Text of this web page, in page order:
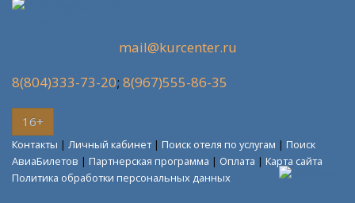
mail@kurcenter.ru
8(804)333-73-20; 8(967)555-86-35
16+
Контакты | Личный кабинет| Поиск отеля по услугам | Поиск
АвиаБилетов | Партнерская программа | Оплата | Карта сайта
Политика обработки персональных данных